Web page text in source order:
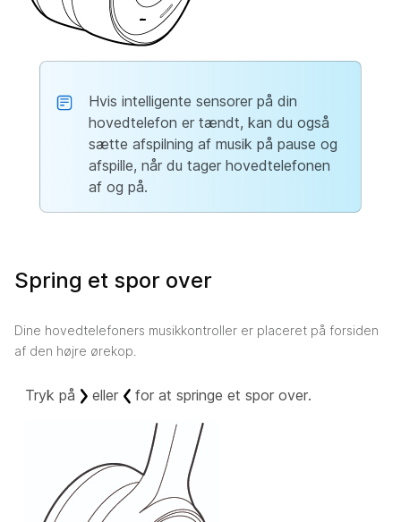
Hvis intelligente sensorer på din
hovedtelefon er tændt, kan du også
sætte afspilning af musik på pause og
afspille, når du tager hovedtelefonen
af og på.
Spring et spor over
Dine hovedtelefoners musikkontroller er placeret på forsiden
af den højre ørekop.
Tryk på eller for at springe et spor over.